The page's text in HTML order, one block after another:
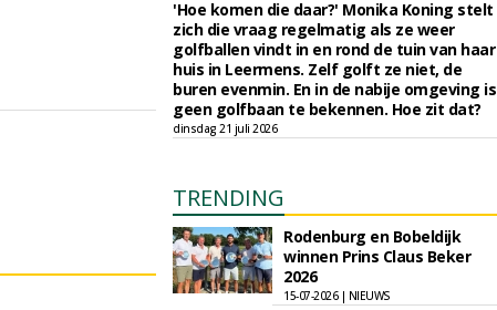
'Hoe komen die daar?' Monika Koning stelt
zich die vraag regelmatig als ze weer
golfballen vindt in en rond de tuin van haar
huis in Leermens. Zelf golft ze niet, de
buren evenmin. En in de nabije omgeving is
geen golfbaan te bekennen. Hoe zit dat?
dinsdag 21 juli 2026
TRENDING
Rodenburg en Bobeldijk
winnen Prins Claus Beker
2026
15-07-2026 | NIEUWS